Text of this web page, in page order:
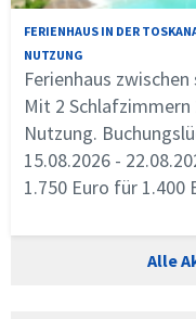
FERIENHAUS IN DER
NUTZUNG
Ferienhaus
Mit 2
Nutzung.
15.08.2026 -
1.750 Euro für 1.400
Alle